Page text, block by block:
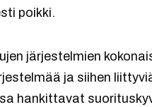
poikki.
järjestelmien
ja siihen
hankittavat